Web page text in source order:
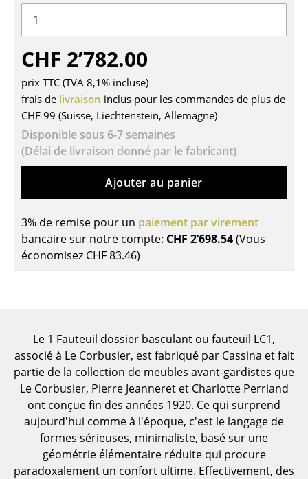
Tables
Tables basses
Bureaux & Secrétaires
Secrétaires & Tables PC
Tables de conférence et Pupitres
Tables enfants
... voir toutes les tables
Rangements
Étagères & Armoires
Bibliothèques
Étagères murales
CHF 2’782.00
prix TTC (TVA 8,1% incluse)
frais de livraison inclus pour les commandes de plus de
CHF 99 (Suisse, Liechtenstein, Allemagne)
Disponible sous 6-7 semaines
(Délai de livraison donné par le fabricant)
Ajouter au panier
3% de remise pour un paiement par virement
bancaire sur notre compte: CHF 2’698.54(Vous
économisez CHF 83.46)
Le 1 Fauteuil dossier basculant ou fauteuil LC1,
associé à Le Corbusier, est fabriqué par Cassina et fait
partie de la collection de meubles avant-gardistes que
Le Corbusier, Pierre Jeanneret et Charlotte Perriand
ont conçue fin des années 1920. Ce qui surprend
aujourd'hui comme à l'époque, c'est le langage de
formes sérieuses, minimaliste, basé sur une
géométrie élémentaire réduite qui procure
paradoxalement un confort ultime. Effectivement, des